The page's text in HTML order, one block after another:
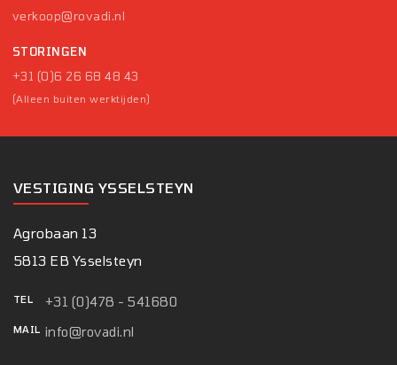
verkoop@rovadi.nl
STORINGEN
+31 (0)6 26 68 48 43
(Alleen buiten werktijden)
VESTIGING YSSELSTEYN
Agrobaan 13
5813 EB Ysselsteyn
TEL +31 (0)478 - 541680
MAIL info@rovadi.nl